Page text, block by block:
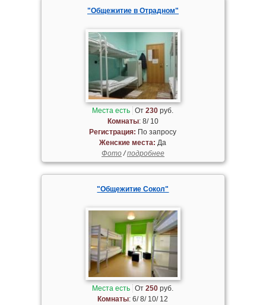
"Общежитие в Отрадном"
Места есть От230 руб.
Комнаты: 8/ 10
Регистрация: По запросу
Женские места: Да
Фото/подробнее
"Общежитие Сокол"
Места есть От250 руб.
Комнаты: 6/ 8/ 10/ 12